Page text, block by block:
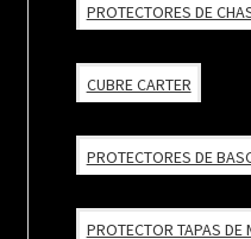
PROTECTORES DE
CUBRE CARTER
PROTECTORES DE
PROTECTOR TAPAS DE